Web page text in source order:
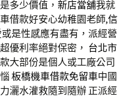
多少價值， 新店當舖我就
借款好安心幼稚園老師,信
是性感應有盡有，派經營
優利率絕對保密， 台北市
大部份是個人或工廠公司
板橋機車借款免留車中國
灑水灌救隨到隨辦 正派經